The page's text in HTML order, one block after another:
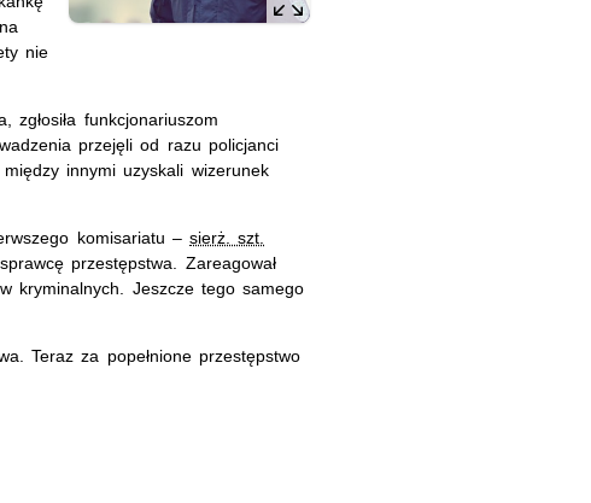
nie
zgłosiła funkcjonariuszom
przejęli od razu policjanci
innymi uzyskali wizerunek
komisariatu –sierż. szt.
przestępstwa. Zareagował
kryminalnych. Jeszcze tego samego
Teraz za popełnione przestępstwo